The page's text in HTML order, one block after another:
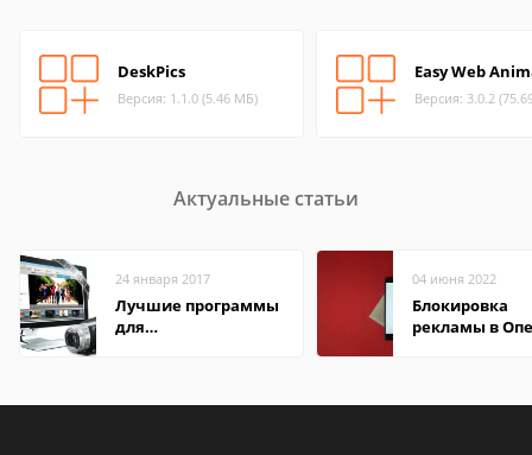
DeskPics
Версия: 1.1.0 (5.46 МБ)
Easy Web
Версия: 3.0.2
Актуальные статьи
24 января 2017
Лучшие программы
для
04 июня 2022
Блокировка
рекламы в